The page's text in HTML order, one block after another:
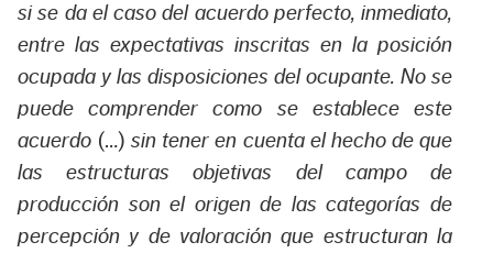
si se da el caso del acuerdo perfecto, inmediato,
entre las expectativas inscritas en la posición
ocupada y las disposiciones del ocupante. No se
puede comprender como se establece este
acuerdo (…)sin tener en cuenta el hecho de que
las estructuras objetivas del campo de
producción son el origen de las categorías de
percepción y de valoración que estructuran la